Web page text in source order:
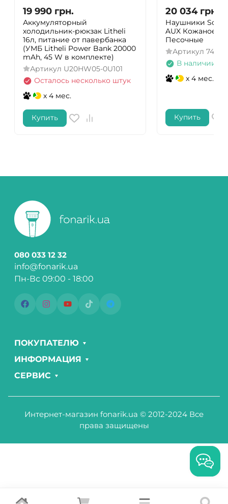
19 990 грн.
Аккумуляторный
холодильник-рюкзак Litheli
16л, питание от павербанка
(УМБ Litheli Power Bank 20000
mAh, 45 W в комплекте)
Артикул U20HW05-0U101
Осталось несколько штук
x 4 мес.
Купить
20 034 грн.
Наушники
AUX Кожаное
Песочные
Артикул
В наличии
x 4 мес.
Купить
080 033 12 32
info@fonarik.ua
Пн-Вс 09:00 - 18:00
ПОКУПАТЕЛЮ
ИНФОРМАЦИЯ
СЕРВИС
Интернет-магазин fonarik.ua © 2012-2024 Все
права защищены